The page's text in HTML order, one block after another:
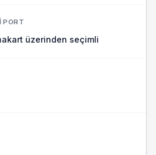
PORT
üzerinden seçimli